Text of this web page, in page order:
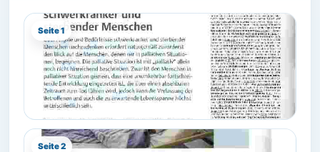
Seite 1
Seite 2